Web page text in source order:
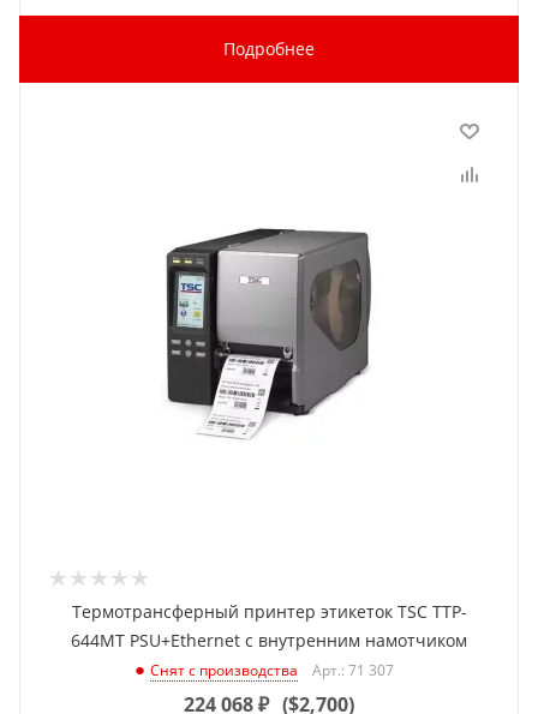
Подробнее
Термотрансферный принтер этикеток TSC TTP-
644MT PSU+Ethernet с внутренним намотчиком
Снят с производства Арт.: 71 307
224 068₽ ($2,700)